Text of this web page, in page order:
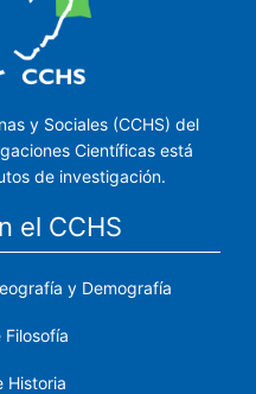
y Sociales (CCHS) del
Científicas está
de investigación.
el CCHS
y Demografía
Historia